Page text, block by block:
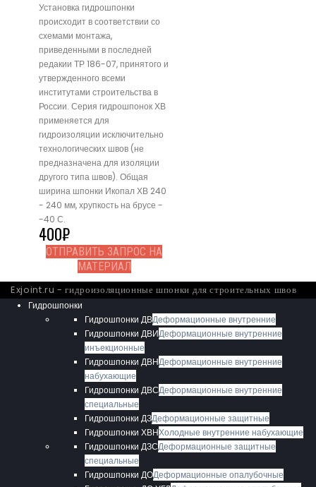
Установка гидрошпонки
происходит в соответствии со
схемами монтажа,
приведенными в последней
редакии ТР 186-07, принятого и
утвержденного всеми
институтами строительства в
России. Серия гидрошпонок ХВ
применяется для
гидроизоляции исключительно
технологических швов (не
предназначена для изоляции
другого типа швов). Общая
ширина шпонки Икопал ХВ 240
- 240 мм, хрупкость на брусе -
-40 С.
400₽
ОТПРАВИТЬ ЗАПРОС НА
МАТЕРИАЛ
Exjoint.ru - гидроизоляционные шпонки для строительных швов
Гидрошпонки
Гидрошпонки ДВДеформационные внутренние
Гидрошпонки ДВИДеформационные внутренние
инъекционные
Гидрошпонки ДВНДеформационные внутренние
набухающие
Гидрошпонки ДВСДеформационные внутренние
специальные
Гидрошпонки ДЗДеформационные защитные
Гидрошпонки ХВНХолодные внутренние набухающие
Гидрошпонки ДЗСДеформационные защитные
специальные
Гидрошпонки ДОДеформационные опалубочные